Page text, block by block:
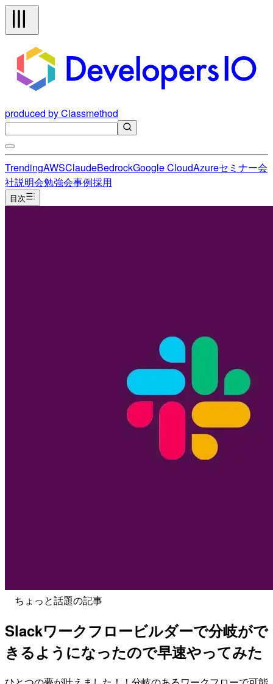
produced by Classmethod
TrendingAWSClaudeBedrockGoogle CloudAzureセミナー会
社説明会勉強会事例採用
目次
ちょっと話題の記事
Slackワークフロービルダーで分岐がで
きるようになったので早速やってみた